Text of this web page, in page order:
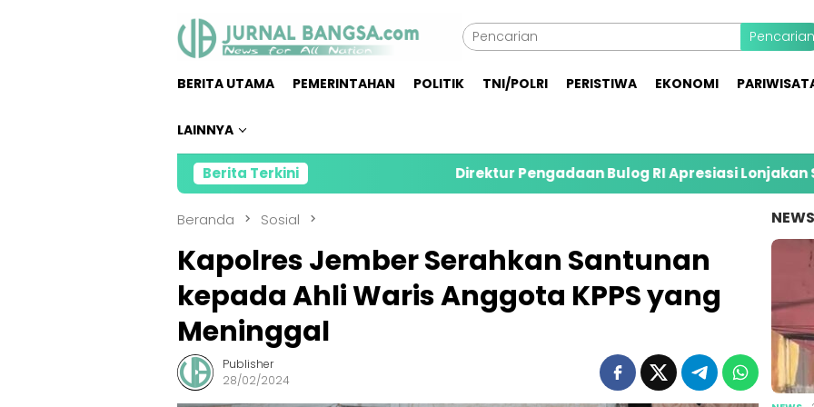
Pencarian
BERITA UTAMA PEMERINTAHAN POLITIK TNI/POLRI PERISTIWA EKONOMI
LAINNYA
Berita Terkini Direktur Pengadaan Bulog RI Apresiasi Lonjakan Serapan
Beranda Sosial
Kapolres Jember Serahkan Santunan
kepada Ahli Waris Anggota KPPS yang
Meninggal
Publisher
28/02/2024
NEWS